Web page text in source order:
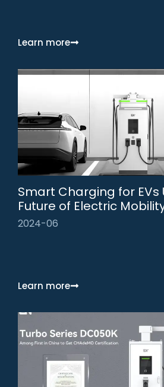
Learn more
Smart Charging for EVs
Future of Electric
2024-06
Learn more